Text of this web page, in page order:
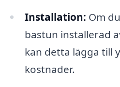
Installation: Om
bastun installerad
kan detta lägga till
kostnader.